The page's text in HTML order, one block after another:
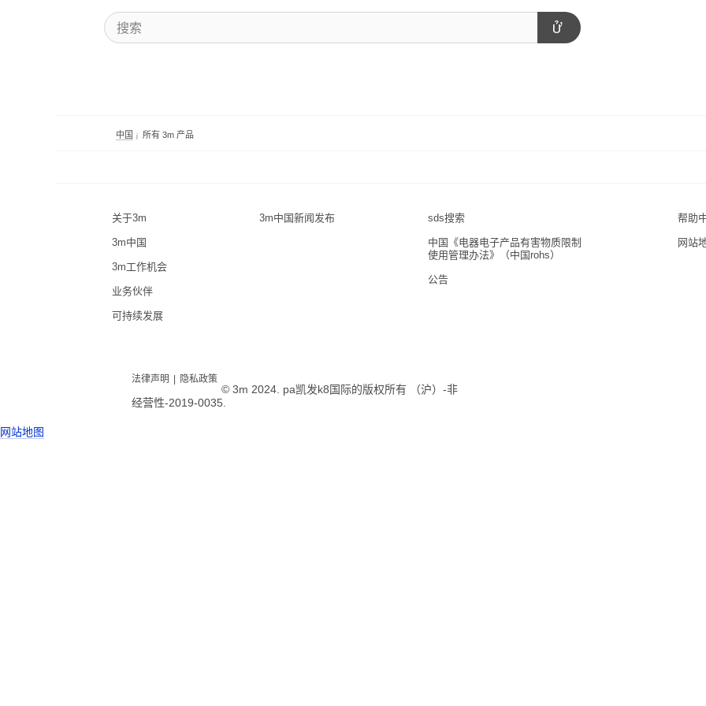
中国 所有 3m 产品
关于3m
3m中国
3m工作机会
业务伙伴
可持续发展
3m中国新闻发布 sds搜索
中国《电器电子产品有害物质限制
使用管理办法》（中国rohs）
公告
帮助
网站
法律声明 隐私政策
© 3m 2024. pa凯发k8国际的版权所有 （沪）-非
经营性-2019-0035.
网站地图